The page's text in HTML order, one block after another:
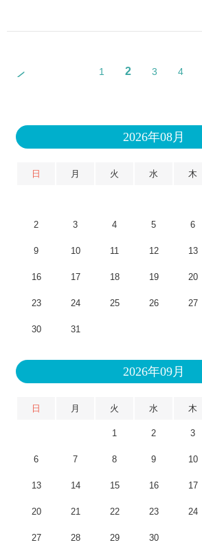
1 2 3 4
2026年08月
日 月 火 水 木
2 3 4 5 6
9 10 11 12 13
16 17 18 19 20
23 24 25 26 27
30 31
2026年09月
日 月 火 水 木
1 2 3
6 7 8 9 10
13 14 15 16 17
20 21 22 23 24
27 28 29 30